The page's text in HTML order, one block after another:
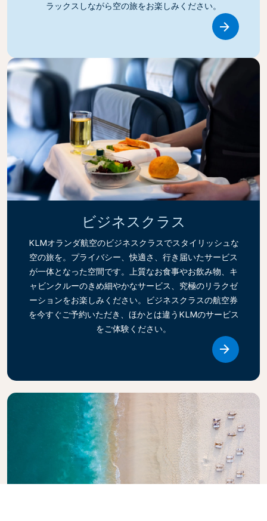
ラックスしながら空の旅をお楽しみください。
ビジネスクラス
KLMオランダ航空のビジネスクラスでスタイリッシュな
空の旅を。プライバシー、快適さ、行き届いたサービス
が一体となった空間です。上質なお食事やお飲み物、キ
ャビンクルーのきめ細やかなサービス、究極のリラクゼ
ーションをお楽しみください。ビジネスクラスの航空券
を今すぐご予約いただき、ほかとは違うKLMのサービス
をご体験ください。